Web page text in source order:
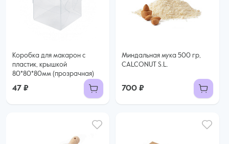
Коробка для макарон с
пластик, крышкой
80*80*80мм (прозрачная)
47 ₽
Миндальная мука 500 гр,
CALCONUT S.L.
700 ₽